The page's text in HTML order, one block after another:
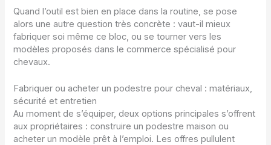
Quand l’outil est bien en place dans la routine, se pose
alors une autre question très concrète : vaut-il mieux
fabriquer soi même ce bloc, ou se tourner vers les
modèles proposés dans le commerce spécialisé pour
chevaux.
Fabriquer ou acheter un podestre pour cheval : matériaux,
sécurité et entretien
Au moment de s’équiper, deux options principales s’offrent
aux propriétaires : construire un podestre maison ou
acheter un modèle prêt à l’emploi. Les offres pullulent